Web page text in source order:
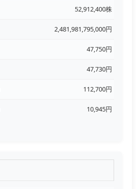
52,912,400株
2,481,981,795,000円
47,750円
47,730円
112,700円
10,945円